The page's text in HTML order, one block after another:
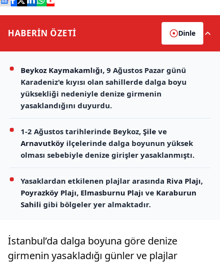
HABERİN ÖZETİ Dinle
Beykoz Kaymakamlığı, 9 Ağustos Pazar günü
Karadeniz'e kıyısı olan sahillerde dalga boyu
yüksekliği nedeniyle denize girmenin
yasaklandığını duyurdu.
1-2 Ağustos tarihlerinde Beykoz, Şile ve
Arnavutköy ilçelerinde dalga boyunun yüksek
olması sebebiyle denize girişler yasaklanmıştı.
Yasaklardan etkilenen plajlar arasında Riva Plajı,
Poyrazköy Plajı, Elmasburnu Plajı ve Karaburun
Sahili gibi bölgeler yer almaktadır.
İstanbul’da dalga boyuna göre denize
girmenin yasakladığı günler ve plajlar